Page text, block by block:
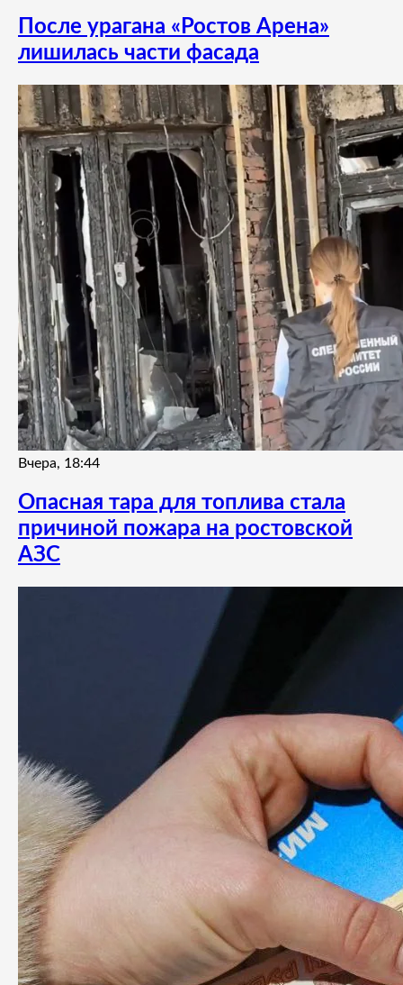
После урагана «Ростов Арена»
лишилась части фасада
Вчера, 18:44
Опасная тара для топлива стала
причиной пожара на ростовской
АЗС